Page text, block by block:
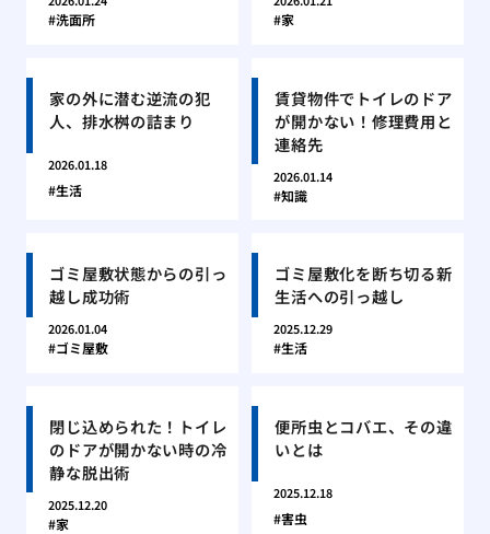
洗面所 家
家の外に潜む逆流の犯
人、排水桝の詰まり
2026.01.18
生活
賃貸物件でトイレのドア
が開かない！修理費用と
連絡先
2026.01.14
知識
ゴミ屋敷状態からの引っ
越し成功術
2026.01.04
ゴミ屋敷
ゴミ屋敷化を断ち切る新
生活への引っ越し
2025.12.29
生活
閉じ込められた！トイレ
のドアが開かない時の冷
静な脱出術
2025.12.20
家
便所虫とコバエ、その違
いとは
2025.12.18
害虫